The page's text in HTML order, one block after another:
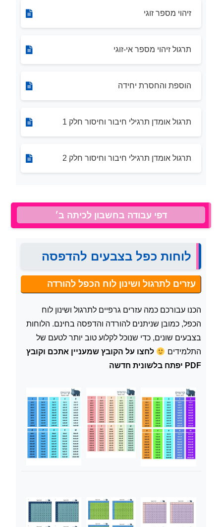
זיהוי מספר זוגי
תרגול זיהוי מספר אי-זוגי
הוספת והחסרת יחידה
תרגול אומדן תרגילי חיבור וחיסור חלק 1
תרגול אומדן תרגילי חיבור וחיסור חלק 2
דפי עבודה בחשבון לכיתה ב׳
לוחות כפל בצבעים להדפסה
עזרים לתרגול ושינון לוח הכפל להורדה
הכנו עבורכם כמה עזרים גרפיים לתרגול ושינון לוח
הכפל, כמובן שניתנים להורדה והדפסה בחינם. הלוחות
בצבעים שונים, כדי שנוכל לקלוע טוב יותר לטעם של
התלמידים
לחצו על הקובץ שמעניין אתכם וקובץ
PDF יפתח בלשונית חדשה